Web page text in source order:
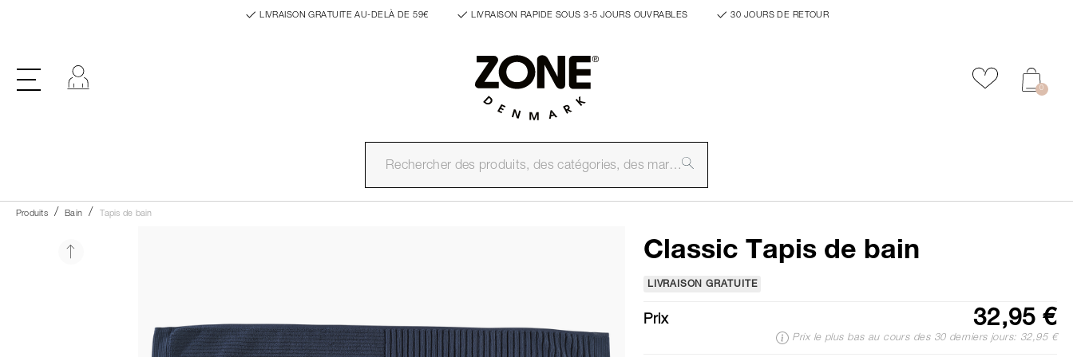
LIVRAISON GRATUITE AU-DELÀ DE 59€ LIVRAISON RAPIDE SOUS 3-5 JOURS OUVRABLES 30 JOURS DE RETOUR
Ajouter aux
0
Produits Bain Tapis de bain
Classic Tapis de bain
LIVRAISON GRATUITE
Prix 32,95 €
Prix le plus bas au cours des 30 derniers jours: 32,95 €